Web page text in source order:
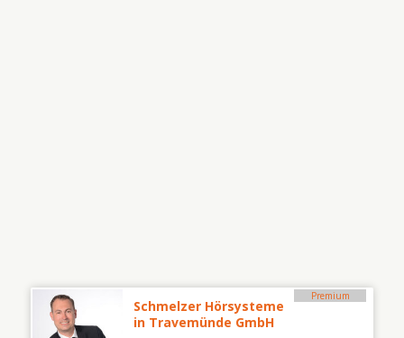
Premium
Schmelzer Hörsysteme
in Travemünde GmbH